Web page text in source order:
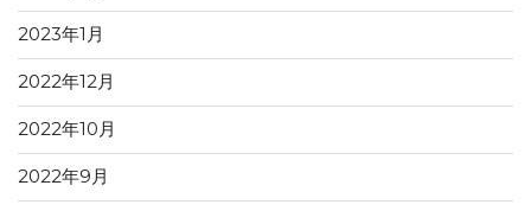
2023年1月
2022年12月
2022年10月
2022年9月